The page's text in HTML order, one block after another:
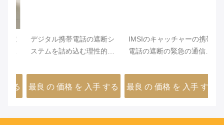
デジタル携帯電話の遮断シ
ステムを詰め込む理性的な
最良 の 価格 を 入手 する
IMSIのキャッチャーの携帯
電話の遮断の緊急の通信シ
最良 の 価格 を 入手 する